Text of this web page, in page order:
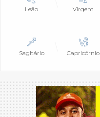
Leão Virgem
Sagitário Capricórnio